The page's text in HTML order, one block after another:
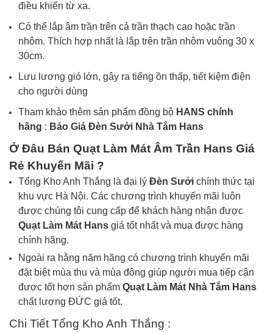
điều khiển từ xa.
Có thể lắp âm trần trên cả trần thạch cao hoặc trần
nhôm. Thích hợp nhất là lắp trên trần nhôm vuông 30 x
30cm.
Lưu lương gió lớn, gây ra tiếng ồn thấp, tiết kiệm điện
cho người dùng
Tham khảo thêm sản phẩm đồng bộ HANS chính
hãng : Báo Giá Đèn Sưởi Nhà Tắm Hans
Ở Đâu Bán Quạt Làm Mát Âm Trần Hans Giá
Rẻ Khuyến Mãi ?
Tổng Kho Anh Thắng là đại lý Đèn Sưởi chính thức tại
khu vực Hà Nội. Các chương trình khuyến mãi luôn
được chúng tôi cung cấp để khách hàng nhận được
Quạt Làm Mát Hans giá tốt nhất và mua được hàng
chính hãng.
Ngoài ra hằng năm hãng có chương trình khuyến mãi
đặt biệt mùa thu và mùa đông giúp người mua tiếp cận
được tốt hơn sản phẩm Quạt Làm Mát Nhà Tắm Hans
chất lượng ĐỨC giá tốt.
Chi Tiết Tổng Kho Anh Thắng :